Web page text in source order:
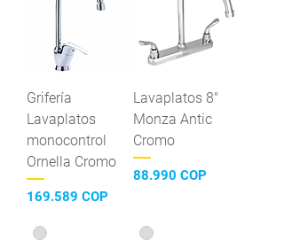
Grifería
Lavaplatos
monocontrol
Ornella Cromo
Precio
169.589 COP
Lavaplatos 8"
Monza Antic
Cromo
Precio
88.990 COP